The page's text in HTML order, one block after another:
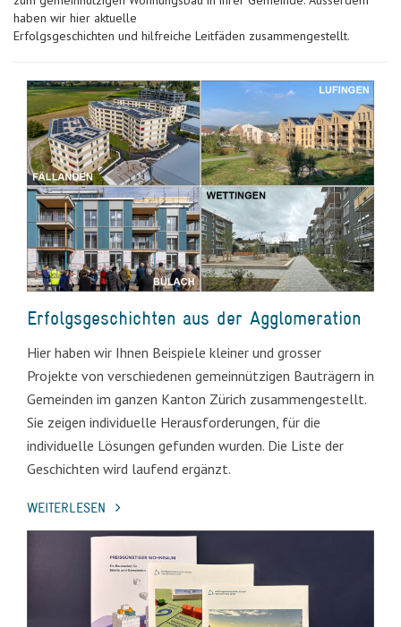
haben wir hier aktuelle
Erfolgsgeschichten und hilfreiche Leitfäden zusammengestellt.
Erfolgsgeschichten aus der Agglomeration
Hier haben wir Ihnen Beispiele kleiner und grosser
Projekte von verschiedenen gemeinnützigen Bauträgern in
Gemeinden im ganzen Kanton Zürich zusammengestellt.
Sie zeigen individuelle Herausforderungen, für die
individuelle Lösungen gefunden wurden. Die Liste der
Geschichten wird laufend ergänzt.
WEITERLESEN